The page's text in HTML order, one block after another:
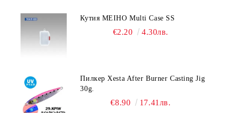
Кутия MEIHO Multi Case SS
€2.20 4.30лв.
Пилкер Xesta After Burner Casting Jig
30g.
€8.90 17.41лв.